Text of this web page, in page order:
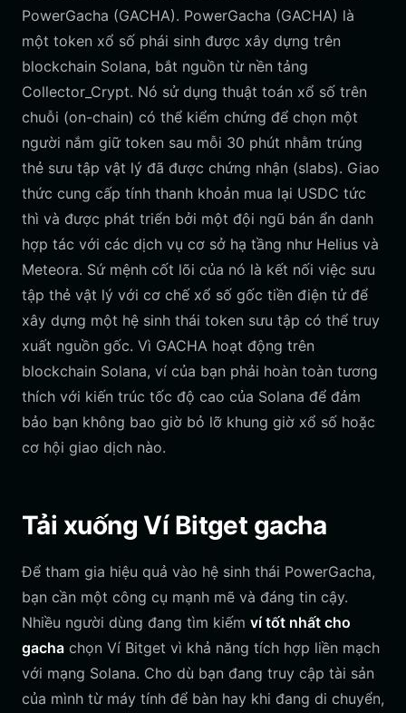
PowerGacha (GACHA). PowerGacha (GACHA) là
một token xổ số phái sinh được xây dựng trên
blockchain Solana, bắt nguồn từ nền tảng
Collector_Crypt. Nó sử dụng thuật toán xổ số trên
chuỗi (on-chain) có thể kiểm chứng để chọn một
người nắm giữ token sau mỗi 30 phút nhằm trúng
thẻ sưu tập vật lý đã được chứng nhận (slabs). Giao
thức cung cấp tính thanh khoản mua lại USDC tức
thì và được phát triển bởi một đội ngũ bán ẩn danh
hợp tác với các dịch vụ cơ sở hạ tầng như Helius và
Meteora. Sứ mệnh cốt lõi của nó là kết nối việc sưu
tập thẻ vật lý với cơ chế xổ số gốc tiền điện tử để
xây dựng một hệ sinh thái token sưu tập có thể truy
xuất nguồn gốc. Vì GACHA hoạt động trên
blockchain Solana, ví của bạn phải hoàn toàn tương
thích với kiến trúc tốc độ cao của Solana để đảm
bảo bạn không bao giờ bỏ lỡ khung giờ xổ số hoặc
cơ hội giao dịch nào.
Tải xuống Ví Bitget gacha
Để tham gia hiệu quả vào hệ sinh thái PowerGacha,
bạn cần một công cụ mạnh mẽ và đáng tin cậy.
Nhiều người dùng đang tìm kiếm ví tốt nhất cho
gacha chọn Ví Bitget vì khả năng tích hợp liền mạch
với mạng Solana. Cho dù bạn đang truy cập tài sản
của mình từ máy tính để bàn hay khi đang di chuyển,